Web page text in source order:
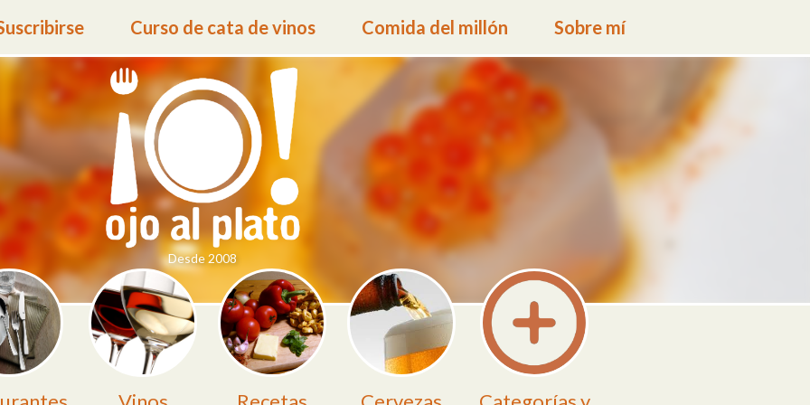
Curso de cata de vinos Comida del millón Sobre mí
Desde 2008